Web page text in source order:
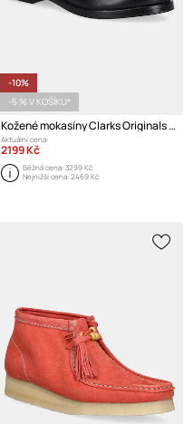
-10%
-5 % V KOŠÍKU*
Kožené mokasíny Clarks Originals Straven Edge
Aktuální cena:
2199 Kč
Běžná cena:3299 Kč
Nejnižší cena:2469 Kč